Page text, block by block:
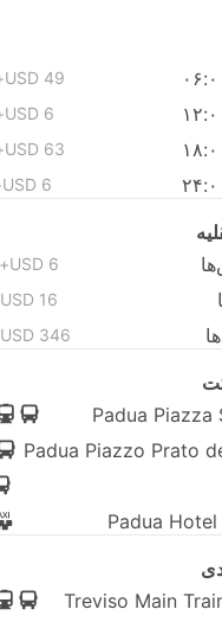
USD 49+
USD 6+
USD 63+
USD 6+
USD 6+
USD 16+
USD 346+
Padua Piazza
Padua Piazzo Prato
Padua
Treviso Main